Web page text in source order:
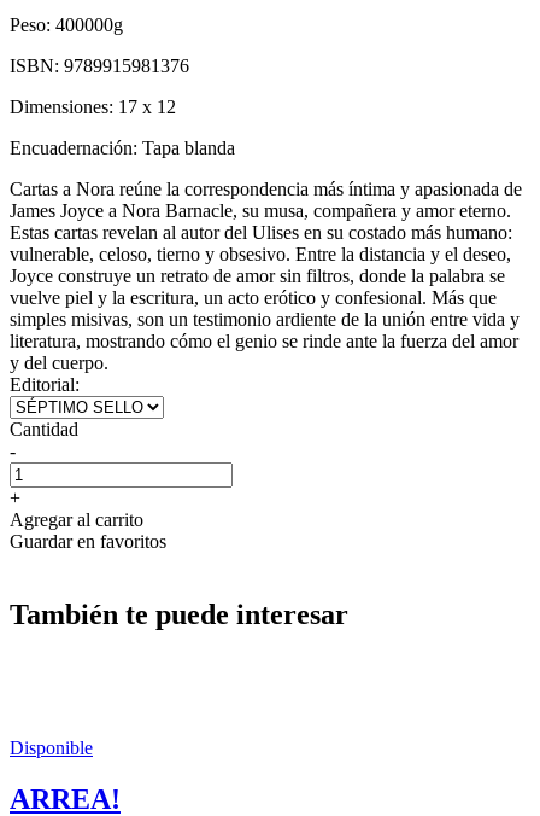
Peso: 400000g
ISBN: 9789915981376
Dimensiones: 17 x 12
Encuadernación: Tapa blanda
Cartas a Nora reúne la correspondencia más íntima y apasionada de
James Joyce a Nora Barnacle, su musa, compañera y amor eterno.
Estas cartas revelan al autor del Ulises en su costado más humano:
vulnerable, celoso, tierno y obsesivo. Entre la distancia y el deseo,
Joyce construye un retrato de amor sin filtros, donde la palabra se
vuelve piel y la escritura, un acto erótico y confesional. Más que
simples misivas, son un testimonio ardiente de la unión entre vida y
literatura, mostrando cómo el genio se rinde ante la fuerza del amor
y del cuerpo.
Editorial:
Cantidad
-
+
Agregar al carrito
Guardar en favoritos
También te puede interesar
Disponible
ARREA!